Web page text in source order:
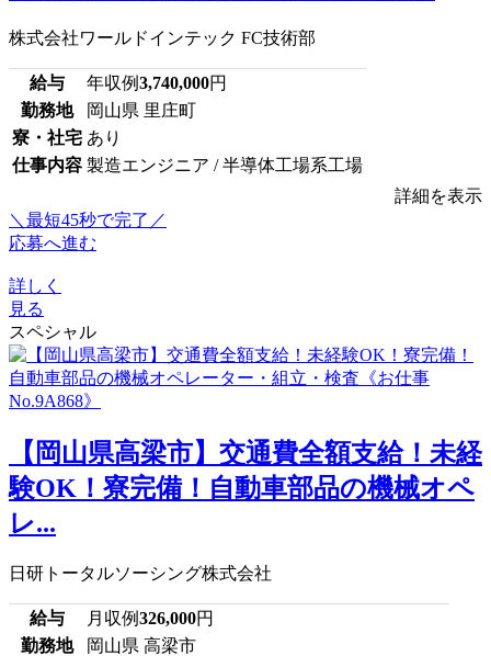
株式会社ワールドインテック FC技術部
給与 年収例3,740,000円
勤務地
岡山県 里庄町
寮・社宅 あり
仕事内容 製造エンジニア / 半導体工場系工場
詳細を表示
＼最短45秒で完了／
応募へ進む
詳しく
見る
スペシャル
【岡山県高梁市】交通費全額支給！未経
験OK！寮完備！自動車部品の機械オペ
レ...
日研トータルソーシング株式会社
給与 月収例326,000円
勤務地
岡山県 高梁市